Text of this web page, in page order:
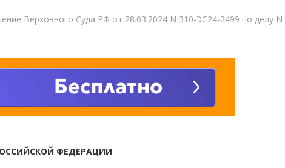
Верховного Суда РФ от 28.03.2024 N 310-ЭС24-2499 по делу N
ФЕДЕРАЦИИ